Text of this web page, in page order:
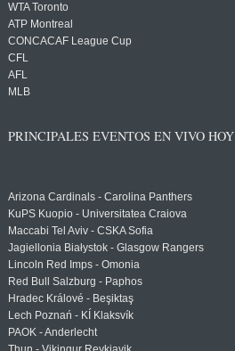
WTA Toronto
ATP Montreal
CONCACAF League Cup
CFL
AFL
MLB
PRINCIPALES EVENTOS EN VIVO HOY
Arizona Cardinals - Carolina Panthers
KuPS Kuopio - Universitatea Craiova
Maccabi Tel Aviv - CSKA Sofia
Jagiellonia Białystok - Glasgow Rangers
Lincoln Red Imps - Omonia
Red Bull Salzburg - Paphos
Hradec Králové - Beşiktaş
Lech Poznań - KÍ Klaksvík
PAOK - Anderlecht